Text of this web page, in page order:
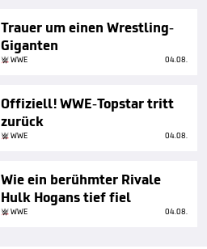
Trauer um einen Wrestling-
Giganten
WWE 04.08.
Offiziell! WWE-Topstar tritt
zurück
WWE 04.08.
Wie ein berühmter Rivale
Hulk Hogans tief fiel
WWE 04.08.